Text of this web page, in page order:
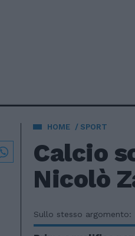
HOME SPORT
Calcio
Nicolò
Sullo stesso argomento: